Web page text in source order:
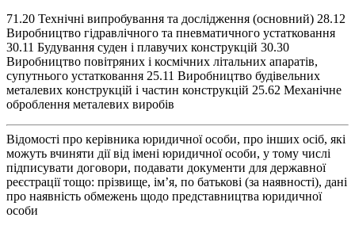
71.20 Технічні випробування та дослідження (основний) 28.12
Виробництво гідравлічного та пневматичного устатковання
30.11 Будування суден і плавучих конструкцій 30.30
Виробництво повітряних і космічних літальних апаратів,
супутнього устатковання 25.11 Виробництво будівельних
металевих конструкцій і частин конструкцій 25.62 Механічне
оброблення металевих виробів
Відомості про керівника юридичної особи, про інших осіб, які
можуть вчиняти дії від імені юридичної особи, у тому числі
підписувати договори, подавати документи для державної
реєстрації тощо: прізвище, ім’я, по батькові (за наявності), дані
про наявність обмежень щодо представництва юридичної
особи